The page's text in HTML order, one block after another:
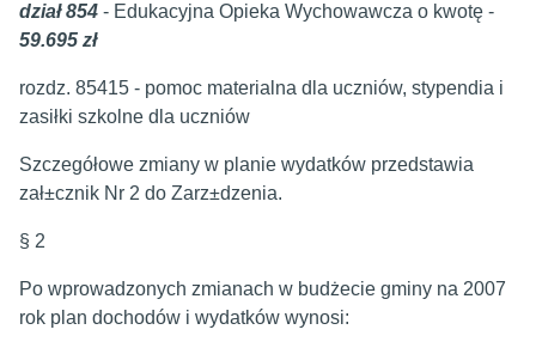
dział 854 - Edukacyjna Opieka Wychowawcza o kwotę -
59.695 zł
rozdz. 85415 - pomoc materialna dla uczniów, stypendia i
zasiłki szkolne dla uczniów
Szczegółowe zmiany w planie wydatków przedstawia
zał±cznik Nr 2 do Zarz±dzenia.
§ 2
Po wprowadzonych zmianach w budżecie gminy na 2007
rok plan dochodów i wydatków wynosi: